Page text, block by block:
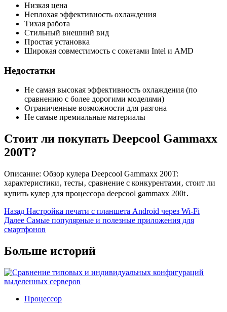
Низкая цена
Неплохая эффективность охлаждения
Тихая работа
Стильный внешний вид
Простая установка
Широкая совместимость с сокетами Intel и AMD
Недостатки
Не самая высокая эффективность охлаждения (по
сравнению с более дорогими моделями)
Ограниченные возможности для разгона
Не самые премиальные материалы
Стоит ли покупать Deepcool Gammaxx
200T?
Описание: Обзор кулера Deepcool Gammaxx 200T:
характеристики‚ тесты‚ сравнение с конкурентами‚ стоит ли
купить кулер для процессора deepcool gammaxx 200t․
Продолжить
чтение
Назад Настройка печати с планшета Android через Wi-Fi
Далее Самые популярные и полезные приложения для
смартфонов
Больше историй
Процессор